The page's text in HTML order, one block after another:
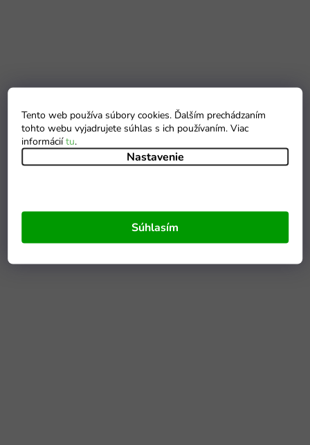
Tento web používa súbory cookies. Ďalším prechádzaním
tohto webu vyjadrujete súhlas s ich používaním. Viac
informáciítu.
Nastavenie
Súhlasím